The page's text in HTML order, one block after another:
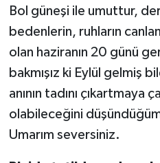
Bol güneşi ile umuttur,
bedenlerin, ruhların
olan haziranın 20 günü
bakmışız ki Eylül gelmiş
anının tadını çıkartmaya
olabileceğini
Umarım seversiniz.